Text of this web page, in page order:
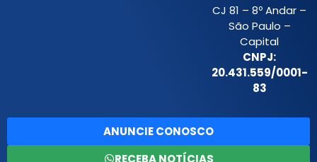
CJ 81 – 8º Andar –
São Paulo –
Capital
CNPJ:
20.431.559/0001-
83
ANUNCIE CONOSCO
RECEBA NOTÍCIAS